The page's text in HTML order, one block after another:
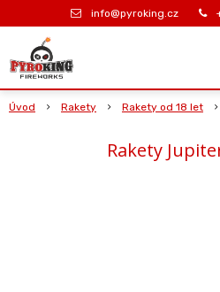
info@pyroking.cz
Úvod Rakety Rakety od 18 let
Rakety